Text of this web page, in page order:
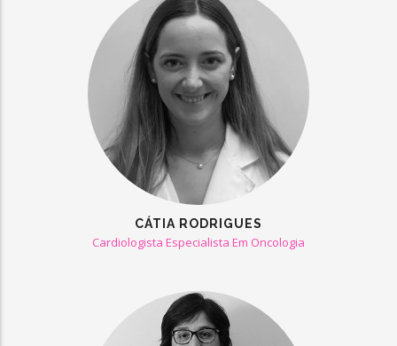
CÁTIA RODRIGUES
Cardiologista Especialista Em Oncologia